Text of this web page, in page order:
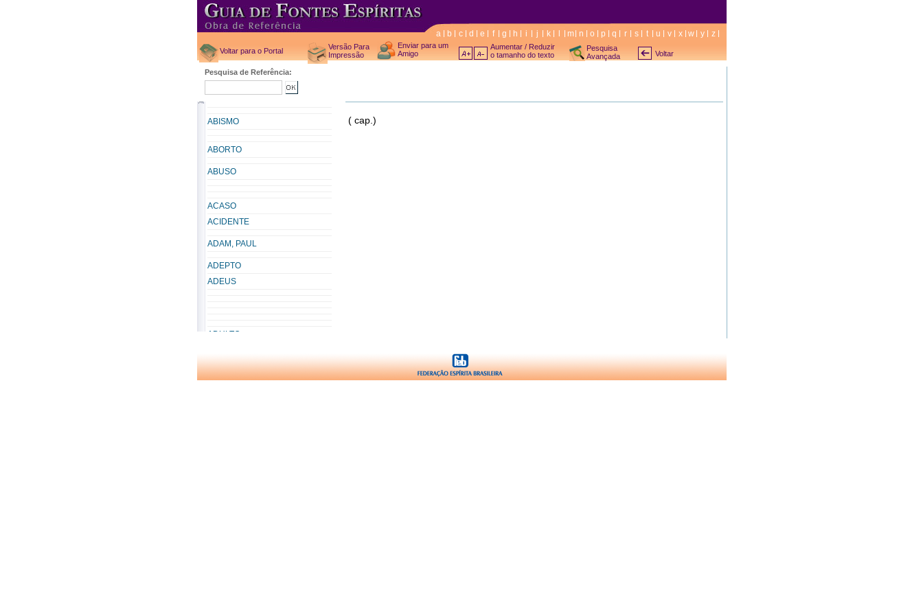
a b c d e f g h i j k m n o p q r s t u v x w y z
Voltar para o Portal
Versão Para
Impressão
Enviar para um
Amigo
Aumentar / Reduzir
o tamanho do texto
Pesquisa
Avançada
Voltar
Pesquisa de Referência:
ABISMO
ABORTO
ABUSO
ACASO
ACIDENTE
ADAM, PAUL
ADEPTO
ADEUS
ADULTO
AFABILIDADE
( cap.)